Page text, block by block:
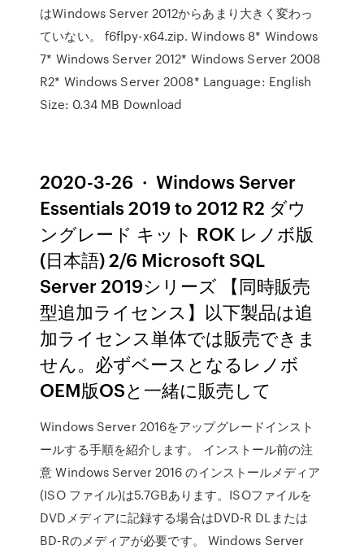
はWindows Server 2012からあまり大きく変わっ
ていない。 f6flpy-x64.zip. Windows 8* Windows
7* Windows Server 2012* Windows Server 2008
R2* Windows Server 2008* Language: English
Size: 0.34 MB Download
2020-3-26 · Windows Server
Essentials 2019 to 2012 R2 ダウ
ングレード キット ROK レノボ版
(日本語) 2/6 Microsoft SQL
Server 2019シリーズ 【同時販売
型追加ライセンス】以下製品は追
加ライセンス単体では販売できま
せん。必ずベースとなるレノボ
OEM版OSと一緒に販売して
Windows Server 2016をアップグレードインスト
ールする手順を紹介します。 インストール前の注
意 Windows Server 2016 のインストールメディア
(ISO ファイル)は5.7GBあります。ISOファイルを
DVDメディアに記録する場合はDVD-R DLまたは
BD-Rのメディアが必要です。 Windows Server